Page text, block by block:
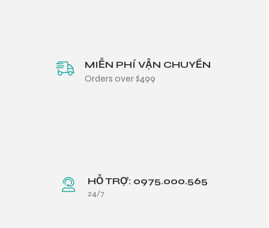
MIỄN PHÍ VẬN CHUYỂN
Orders over $499
HỖ TRỢ: 0975.000.565
24/7